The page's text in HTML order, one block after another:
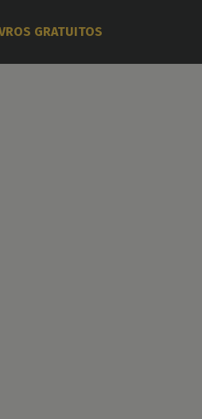
GRATUITOS